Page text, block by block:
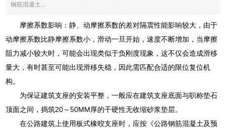
钢筋混凝土...
摩擦系数影响：静、动摩擦系数的差对隔震性能影响较大，由于
动摩擦系数比静摩擦系数小，滑动一旦开始，速度不断增加，当摩擦
阻力减小较大时，可能会出现类似于负刚度现象，这不仅会造成滑移
量大，有时甚至可能出现滑移失稳，因此需匹配合适的限位复位机
构。
为保证建筑支座的安装平整，一般应在建筑支座底面与职称垫石
顶面之间，捣筑20～50MM厚的干硬性无收缩砂浆垫层。
在公路建筑上使用板式橡晈支座时，应按《公路钢筋混凝土及预